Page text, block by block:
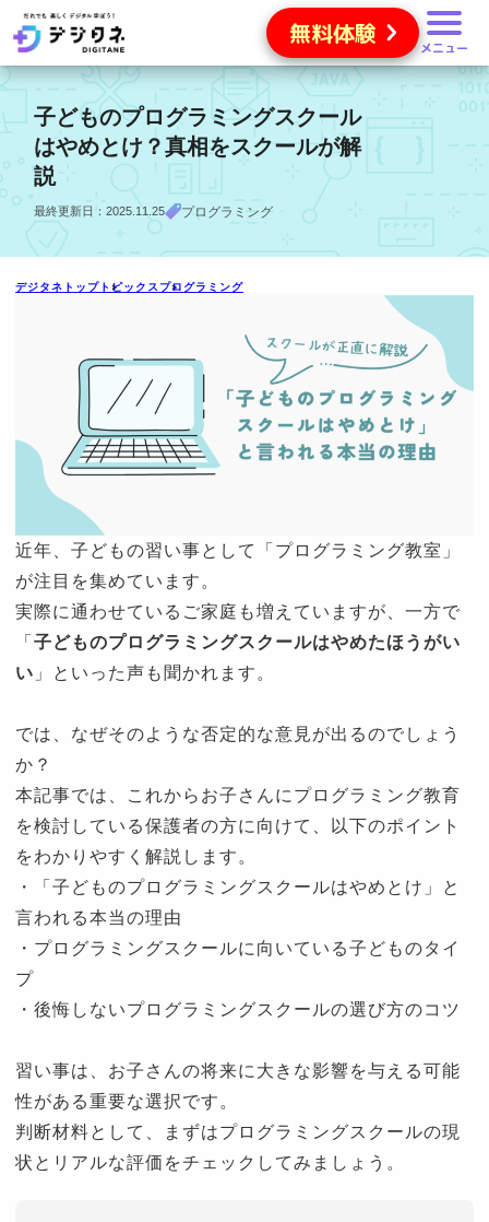
無料体験 メニュー
子どものプログラミングスクール
はやめとけ？真相をスクールが解
説
最終更新日：2025.11.25 プログラミング
デジタネトップ トピックス プログラミング
近年、子どもの習い事として「プログラミング教室」
が注目を集めています。
実際に通わせているご家庭も増えていますが、一方で
「 子どものプログラミングスクールはやめたほうがい
い 」といった声も聞かれます。
では、なぜそのような否定的な意見が出るのでしょう
か？
本記事では、これからお子さんにプログラミング教育
を検討している保護者の方に向けて、以下のポイント
をわかりやすく解説します。
・「子どものプログラミングスクールはやめとけ」と
言われる本当の理由
・プログラミングスクールに向いている子どものタイ
プ
・後悔しないプログラミングスクールの選び方のコツ
習い事は、お子さんの将来に大きな影響を与える可能
性がある重要な選択です。
判断材料として、まずはプログラミングスクールの現
状とリアルな評価をチェックしてみましょう。